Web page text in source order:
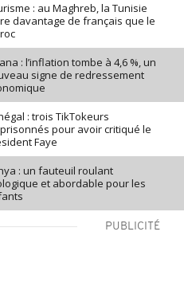
: au Maghreb, la Tunisie
davantage de français que le
: l’inflation tombe à 4,6 %, un
signe de redressement
: trois TikTokeurs
pour avoir critiqué le
Faye
: un fauteuil roulant
et abordable pour les
PUBLICITÉ